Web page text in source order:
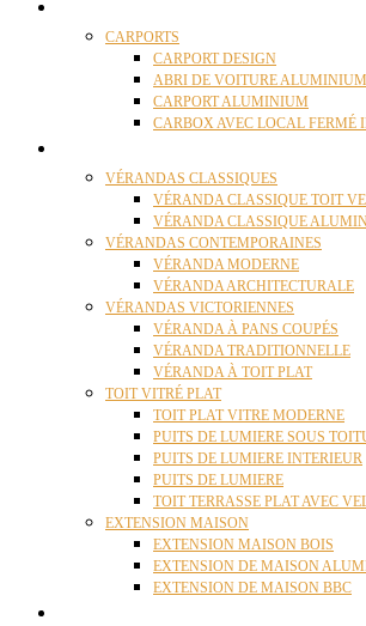
CARPORTS
CARPORT DESIGN
ABRI DE VOITURE ALUMINIUM
CARPORT ALUMINIUM
CARBOX AVEC LOCAL FERMÉ
VÉRANDAS CLASSIQUES
VÉRANDA CLASSIQUE TOIT
VÉRANDA CLASSIQUE
VÉRANDAS CONTEMPORAINES
VÉRANDA MODERNE
VÉRANDA ARCHITECTURALE
VÉRANDAS VICTORIENNES
VÉRANDA À PANS COUPÉS
VÉRANDA TRADITIONNELLE
VÉRANDA À TOIT PLAT
TOIT VITRÉ PLAT
TOIT PLAT VITRE MODERNE
PUITS DE LUMIERE SOUS
PUITS DE LUMIERE INTERIEUR
PUITS DE LUMIERE
TOIT TERRASSE PLAT AVEC
EXTENSION MAISON
EXTENSION MAISON BOIS
EXTENSION DE MAISON
EXTENSION DE MAISON BBC